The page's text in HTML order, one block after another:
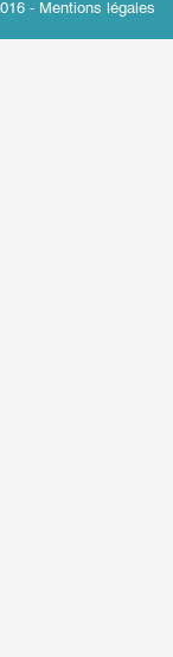
- Mentions légales